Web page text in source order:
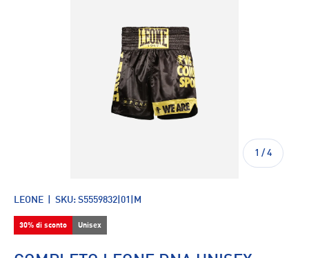
1 / di
4
LEONE SKU: S5559832|01|M
30% di sconto Unisex